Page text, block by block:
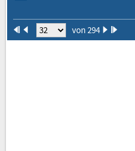
von 294